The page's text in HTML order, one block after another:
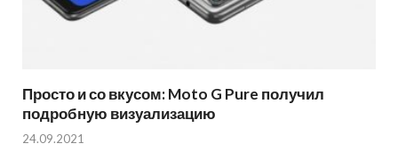
Просто и со вкусом: Moto G Pure получил
подробную визуализацию
24.09.2021